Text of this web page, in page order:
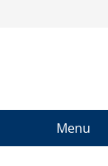
Menu